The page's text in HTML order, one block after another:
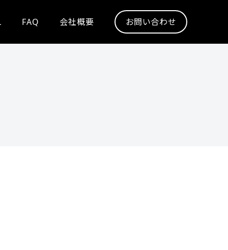
FAQ 会社概要 お問い合わせ